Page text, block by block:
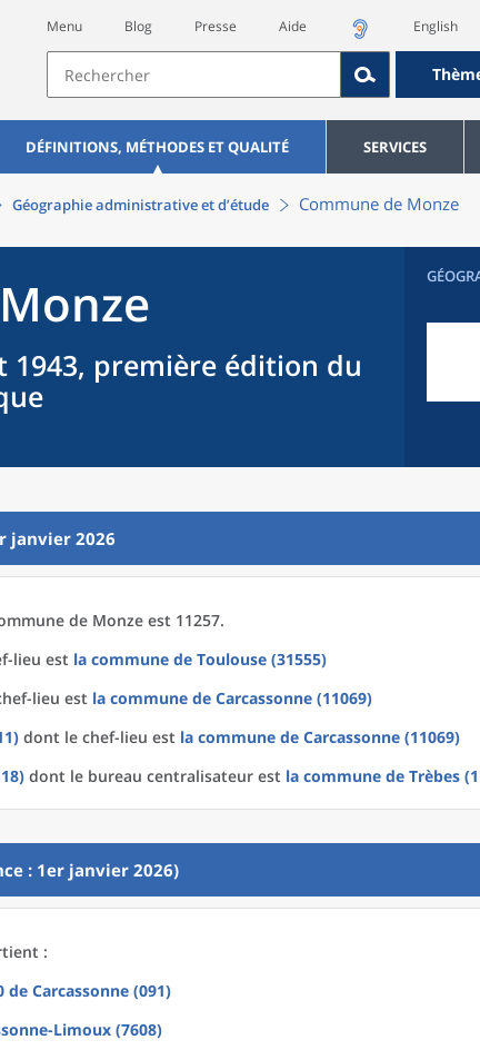
Menu Blog Presse Aide English
DÉFINITIONS, MÉTHODES ET QUALITÉ SERVICES
Géographie administrative et d’étude Commune de Monze
Monze
1943, première édition du
janvier 2026
de Monze est 11257.
lieu est la commune de Toulouse (31555)
lieu est la commune de Carcassonne (11069)
dont le chef-lieu est la commune de Carcassonne (11069)
dont le bureau centralisateur est la commune de Trèbes
: 1er janvier 2026)
:
de Carcassonne (091)
Limoux (7608)